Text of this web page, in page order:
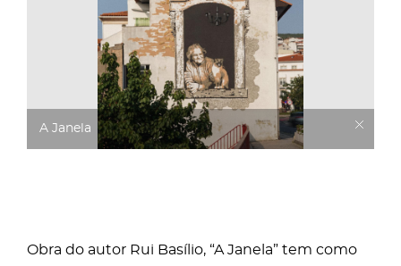
A Janela
Obra do autor Rui Basílio, “A Janela” tem como